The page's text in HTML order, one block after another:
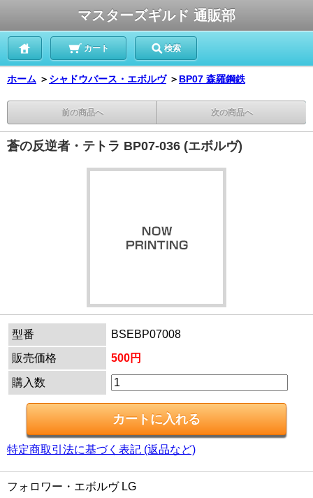
マスターズギルド 通販部
カート 検索
ホーム ＞ シャドウバース・エボルヴ ＞ BP07 森羅鋼鉄
前の商品へ 次の商品へ
蒼の反逆者・テトラ BP07-036 (エボルヴ)
型番
BSEBP07008
販売価格
500円
購入数
特定商取引法に基づく表記 (返品など)
フォロワー・エボルヴ LG